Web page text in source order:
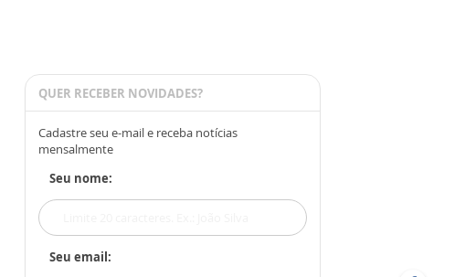
QUER RECEBER NOVIDADES?
Cadastre seu e-mail e receba notícias
mensalmente
Seu nome:
Seu email: